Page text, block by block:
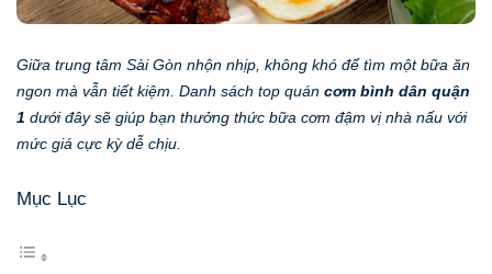
Giữa trung tâm Sài Gòn nhộn nhịp, không khó để tìm một bữa ăn
ngon mà vẫn tiết kiệm. Danh sách top quán cơm bình dân quận
1 dưới đây sẽ giúp bạn thưởng thức bữa cơm đậm vị nhà nấu với
mức giá cực kỳ dễ chịu.
Mục Lục